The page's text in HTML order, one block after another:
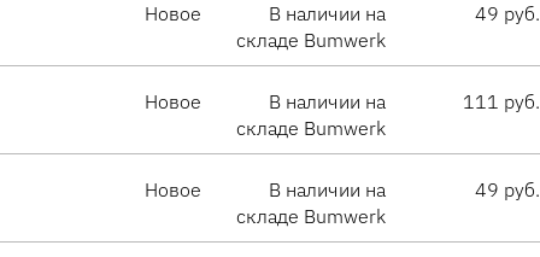
Новое
В наличии на
складе Bumwerk
49 руб.
Новое
В наличии на
складе Bumwerk
111 руб.
Новое
В наличии на
складе Bumwerk
49 руб.